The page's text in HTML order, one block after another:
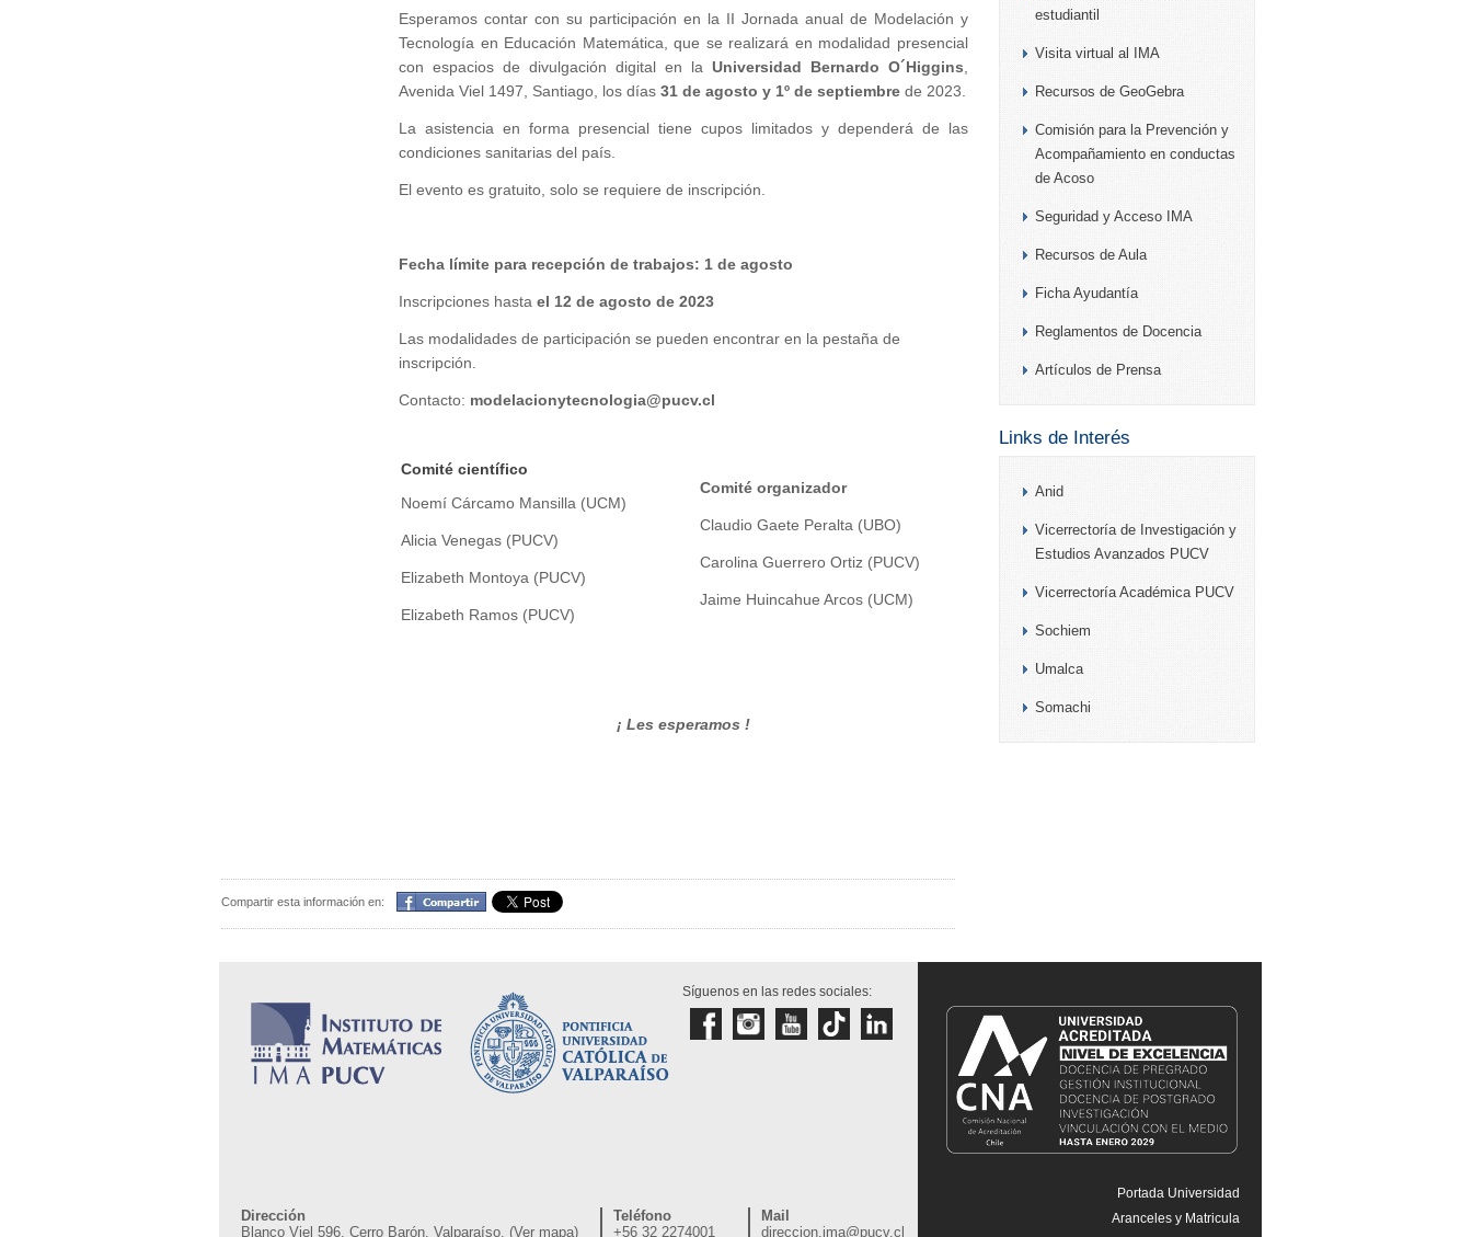
Esperamos contar con su participación en la II Jornada anual de Modelación y
Tecnología en Educación Matemática, que se realizará en modalidad presencial
con espacios de divulgación digital en la Universidad Bernardo O´Higgins
Avenida Viel 1497, Santiago, los días 31 de agosto y 1º de septiembre de 2023.
La asistencia en forma presencial tiene cupos limitados y dependerá de las
condiciones sanitarias del país.
El evento es gratuito, solo se requiere de inscripción.
Fecha límite para recepción de trabajos: 1 de agosto
Inscripciones hasta el 12 de agosto de 2023
Las modalidades de participación se pueden encontrar en la pestaña de
inscripción.
Contacto: modelacionytecnologia@pucv.cl
Comité científico
Noemí Cárcamo Mansilla (UCM)
Alicia Venegas (PUCV)
Elizabeth Montoya (PUCV)
Elizabeth Ramos (PUCV)
Comité organizador
Claudio Gaete Peralta (UBO)
Carolina Guerrero Ortiz (PUCV)
Jaime Huincahue Arcos (UCM)
¡ Les esperamos !
Compartir esta información en: Compartir
estudiantil
Visita virtual al IMA
Recursos de GeoGebra
Comisión para la Prevención y
Acompañamiento en conductas
de Acoso
Seguridad y Acceso IMA
Recursos de Aula
Ficha Ayudantía
Reglamentos de Docencia
Artículos de Prensa
Links de Interés
Anid
Vicerrectoría de Investigación y
Estudios Avanzados PUCV
Vicerrectoría Académica PUCV
Sochiem
Umalca
Somachi
Síguenos en las redes sociales:
Dirección
Blanco Viel 596, Cerro Barón, Valparaíso. (Ver mapa)
Teléfono
+56 32 2274001
Mail
direccion.ima@pucv.cl
Portada Universidad
Aranceles y Matricula